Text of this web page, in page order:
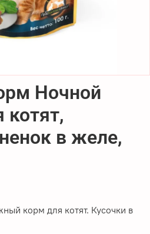
Ночной
в желе,
корм для котят. Кусочки в